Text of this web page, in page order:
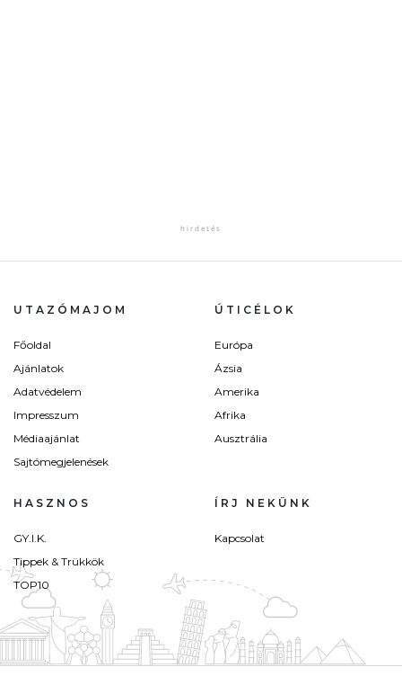
UTAZÓMAJOM
Főoldal
Ajánlatok
Adatvédelem
Impresszum
Médiaajánlat
Sajtómegjelenések
ÚTICÉLOK
Európa
Ázsia
Amerika
Afrika
Ausztrália
HASZNOS
GY.I.K.
Tippek & Trükkök
TOP10
ÍRJ NEKÜNK
Kapcsolat